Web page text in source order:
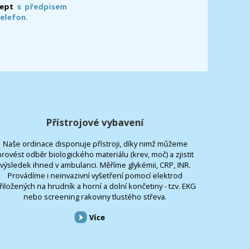
s předpisem
Přístrojové vybavení
Naše ordinace disponuje přístroji, díky nimž můžeme
odběr biologického materiálu (krev, moč) a zjistit
výsledek ihned v ambulanci. Měříme glykémii, CRP, INR.
Provádíme i neinvazivní vyšetření pomocí elektrod
na hrudník a horní a dolní končetiny - tzv. EKG
nebo screening rakoviny tlustého střeva.
Více